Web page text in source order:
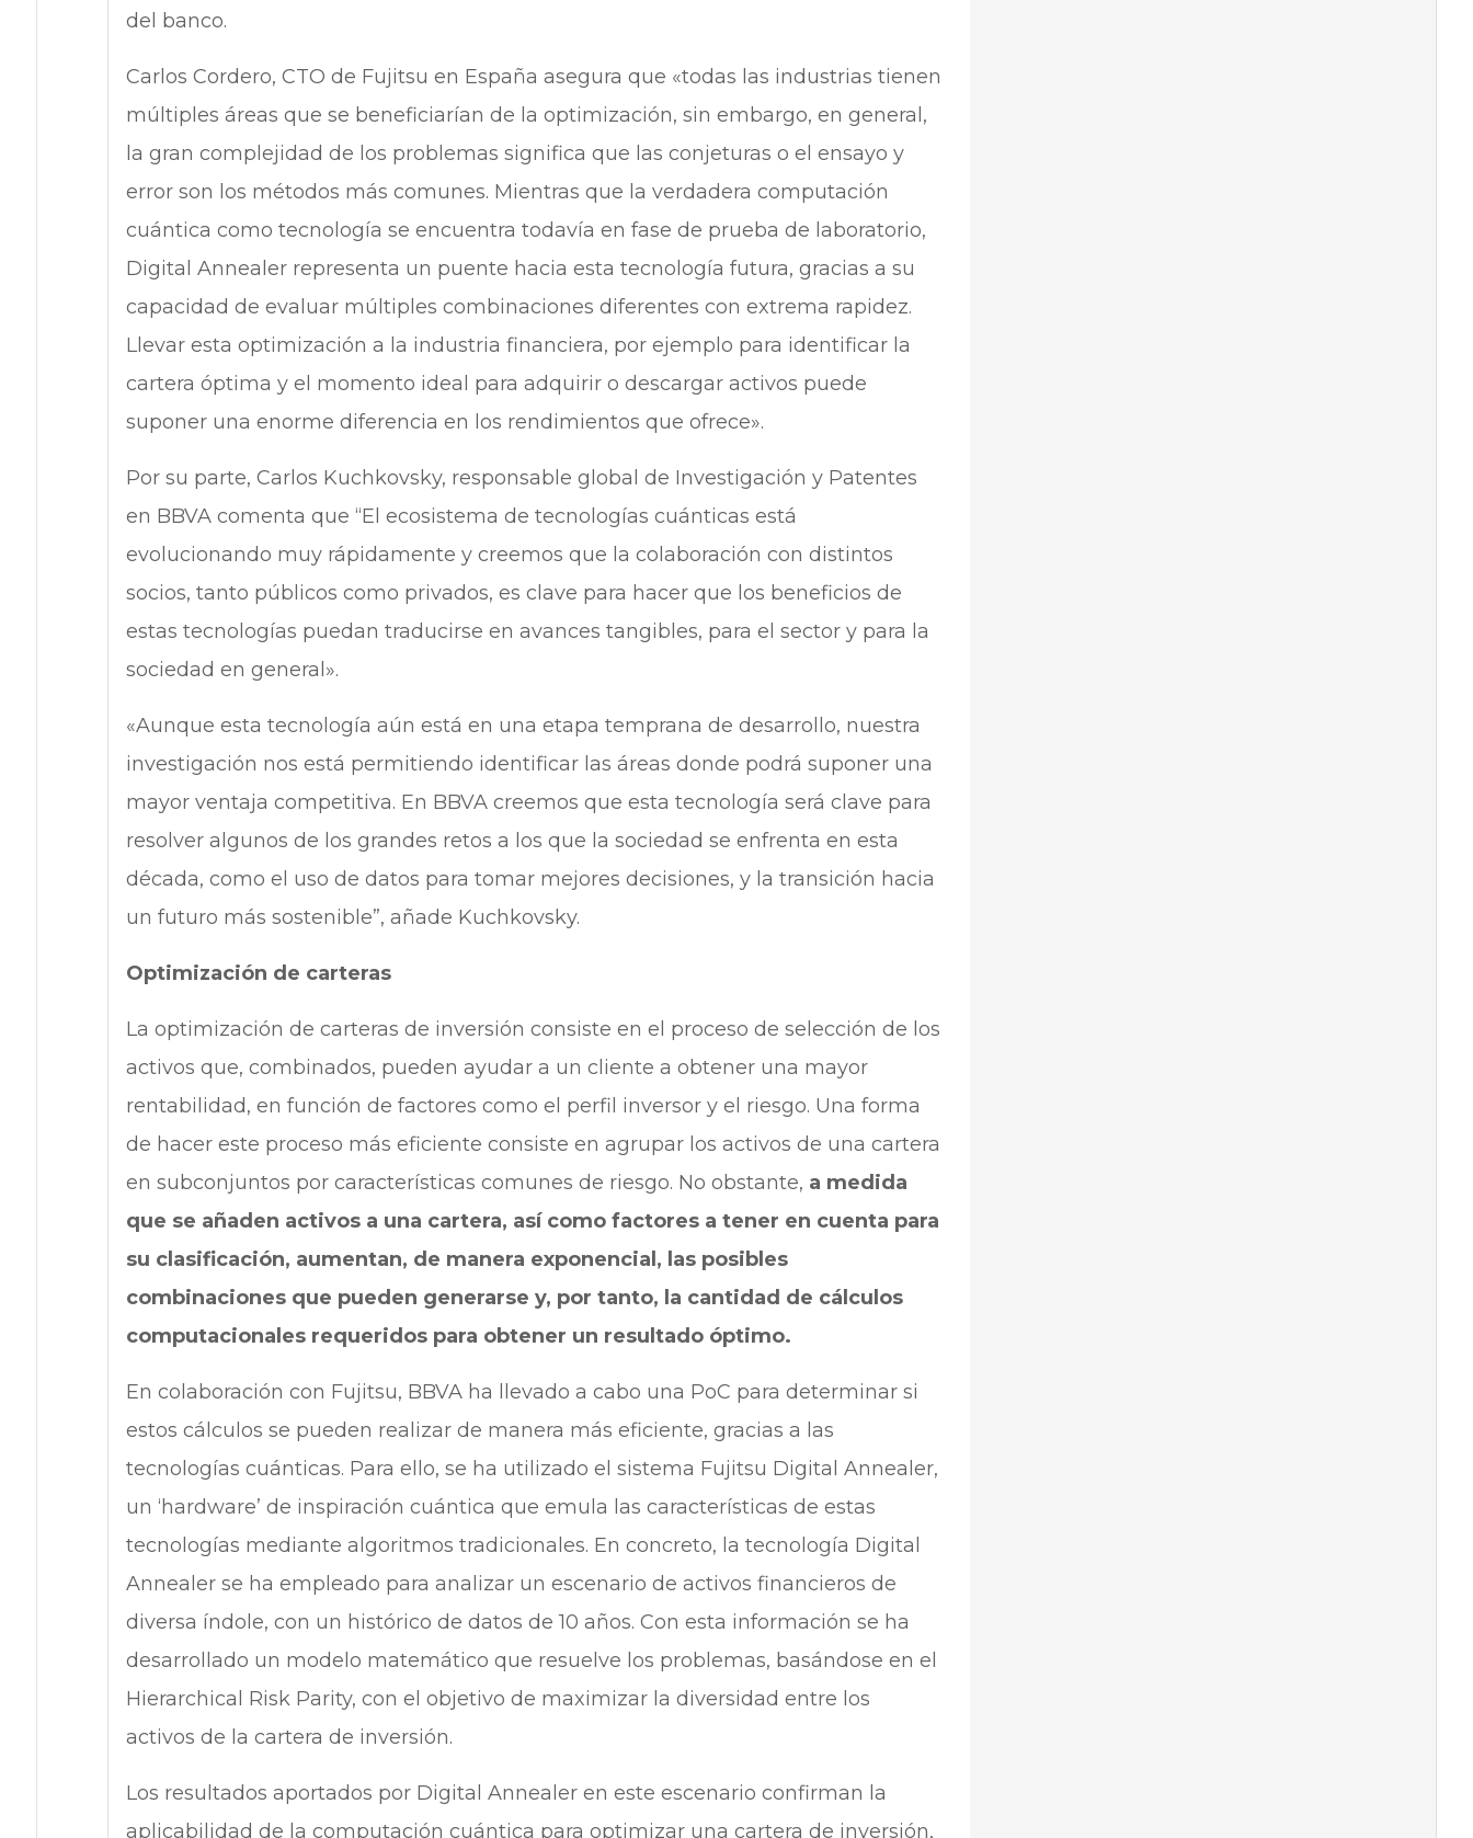
del banco.
Carlos Cordero, CTO de Fujitsu en España asegura que «todas las industrias tienen
múltiples áreas que se beneficiarían de la optimización, sin embargo, en general,
la gran complejidad de los problemas significa que las conjeturas o el ensayo y
error son los métodos más comunes. Mientras que la verdadera computación
cuántica como tecnología se encuentra todavía en fase de prueba de laboratorio,
Digital Annealer representa un puente hacia esta tecnología futura, gracias a su
capacidad de evaluar múltiples combinaciones diferentes con extrema rapidez.
Llevar esta optimización a la industria financiera, por ejemplo para identificar la
cartera óptima y el momento ideal para adquirir o descargar activos puede
suponer una enorme diferencia en los rendimientos que ofrece».
Por su parte, Carlos Kuchkovsky, responsable global de Investigación y Patentes
en BBVA comenta que “El ecosistema de tecnologías cuánticas está
evolucionando muy rápidamente y creemos que la colaboración con distintos
socios, tanto públicos como privados, es clave para hacer que los beneficios de
estas tecnologías puedan traducirse en avances tangibles, para el sector y para la
sociedad en general».
«Aunque esta tecnología aún está en una etapa temprana de desarrollo, nuestra
investigación nos está permitiendo identificar las áreas donde podrá suponer una
mayor ventaja competitiva. En BBVA creemos que esta tecnología será clave para
resolver algunos de los grandes retos a los que la sociedad se enfrenta en esta
década, como el uso de datos para tomar mejores decisiones, y la transición hacia
un futuro más sostenible”, añade Kuchkovsky.
Optimización de carteras
La optimización de carteras de inversión consiste en el proceso de selección de los
activos que, combinados, pueden ayudar a un cliente a obtener una mayor
rentabilidad, en función de factores como el perfil inversor y el riesgo. Una forma
de hacer este proceso más eficiente consiste en agrupar los activos de una cartera
en subconjuntos por características comunes de riesgo. No obstante, a medida
que se añaden activos a una cartera, así como factores a tener en cuenta para
su clasificación, aumentan, de manera exponencial, las posibles
combinaciones que pueden generarse y, por tanto, la cantidad de cálculos
computacionales requeridos para obtener un resultado óptimo.
En colaboración con Fujitsu, BBVA ha llevado a cabo una PoC para determinar si
estos cálculos se pueden realizar de manera más eficiente, gracias a las
tecnologías cuánticas. Para ello, se ha utilizado el sistema Fujitsu Digital Annealer,
un ‘hardware’ de inspiración cuántica que emula las características de estas
tecnologías mediante algoritmos tradicionales. En concreto, la tecnología Digital
Annealer se ha empleado para analizar un escenario de activos financieros de
diversa índole, con un histórico de datos de 10 años. Con esta información se ha
desarrollado un modelo matemático que resuelve los problemas, basándose en el
Hierarchical Risk Parity, con el objetivo de maximizar la diversidad entre los
activos de la cartera de inversión.
Los resultados aportados por Digital Annealer en este escenario confirman la
aplicabilidad de la computación cuántica para optimizar una cartera de inversión,